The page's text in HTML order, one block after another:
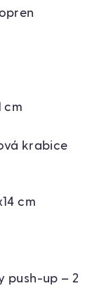
cm
krabice
cm
push-up – 2